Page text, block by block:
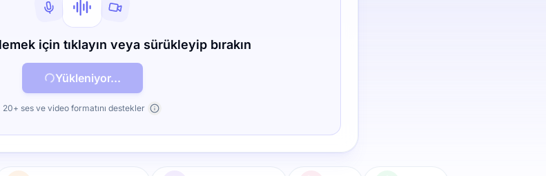
için tıklayın veya sürükleyip bırakın
Yükleniyor...
20+ ses ve video formatını destekler